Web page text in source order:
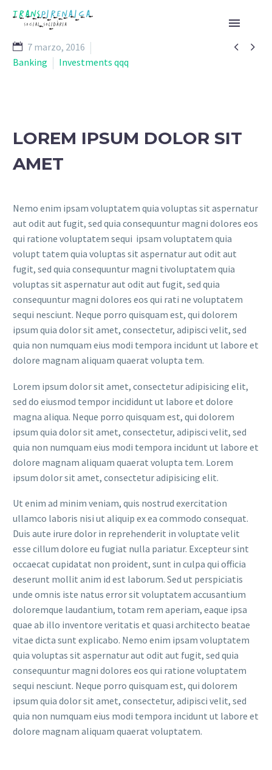
 
7 marzo, 2016
Banking
Investments qqq
LOREM IPSUM DOLOR SIT
AMET
Nemo enim ipsam voluptatem quia voluptas sit aspernatur
aut odit aut fugit, sed quia consequuntur magni dolores eos
qui ratione voluptatem sequi ipsam voluptatem quia
volupt tatem quia voluptas sit aspernatur aut odit aut
fugit, sed quia consequuntur magni tivoluptatem quia
voluptas sit aspernatur aut odit aut fugit, sed quia
consequuntur magni dolores eos qui rati ne voluptatem
sequi nesciunt. Neque porro quisquam est, qui dolorem
ipsum quia dolor sit amet, consectetur, adipisci velit, sed
quia non numquam eius modi tempora incidunt ut labore et
dolore magnam aliquam quaerat volupta tem.
Lorem ipsum dolor sit amet, consectetur adipisicing elit,
sed do eiusmod tempor incididunt ut labore et dolore
magna aliqua. Neque porro quisquam est, qui dolorem
ipsum quia dolor sit amet, consectetur, adipisci velit, sed
quia non numquam eius modi tempora incidunt ut labore et
dolore magnam aliquam quaerat volupta tem. Lorem
ipsum dolor sit amet, consectetur adipisicing elit.
Ut enim ad minim veniam, quis nostrud exercitation
ullamco laboris nisi ut aliquip ex ea commodo consequat.
Duis aute irure dolor in reprehenderit in voluptate velit
esse cillum dolore eu fugiat nulla pariatur. Excepteur sint
occaecat cupidatat non proident, sunt in culpa qui officia
deserunt mollit anim id est laborum. Sed ut perspiciatis
unde omnis iste natus error sit voluptatem accusantium
doloremque laudantium, totam rem aperiam, eaque ipsa
quae ab illo inventore veritatis et quasi architecto beatae
vitae dicta sunt explicabo. Nemo enim ipsam voluptatem
quia voluptas sit aspernatur aut odit aut fugit, sed quia
consequuntur magni dolores eos qui ratione voluptatem
sequi nesciunt. Neque porro quisquam est, qui dolorem
ipsum quia dolor sit amet, consectetur, adipisci velit, sed
quia non numquam eius modi tempora incidunt ut labore et
dolore magnam aliquam quaerat voluptatem.